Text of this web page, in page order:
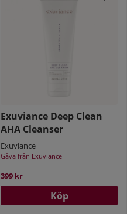
Exuviance Deep Clean
AHA Cleanser
Exuviance
Gåva från Exuviance
399 kr
Köp